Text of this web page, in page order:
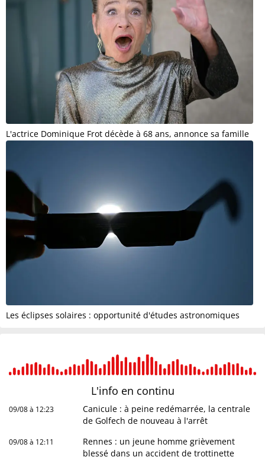
L'actrice Dominique Frot décède à 68 ans, annonce sa famille
Les éclipses solaires : opportunité d'études astronomiques
L'info en continu
09/08 à 12:23
Canicule : à peine redémarrée, la centrale
de Golfech de nouveau à l'arrêt
09/08 à 12:11
Rennes : un jeune homme grièvement
blessé dans un accident de trottinette